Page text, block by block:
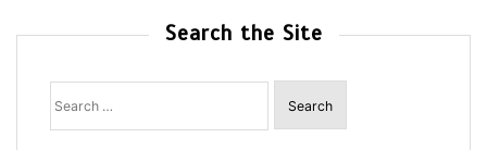
Search the Site
Search
for: